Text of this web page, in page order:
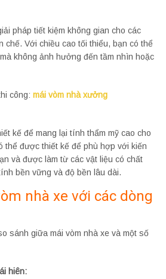
pháp tiết kiệm không gian cho các
chế. Với chiều cao tối thiểu, bạn có thể
không ảnh hưởng đến tầm nhìn hoặc
công: mái vòm nhà xưởng
kế để mang lại tính thẩm mỹ cao cho
thể được thiết kế để phù hợp với kiến
và được làm từ các vật liệu có chất
bền vững và độ bền lâu dài.
nhà xe với các dòng
sánh giữa mái vòm nhà xe và một số
hiên: